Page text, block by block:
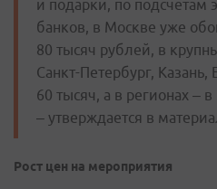
и подарки, по подсчетам
банков, в Москве уже
80 тысяч рублей, в
Санкт-Петербург, Казань,
60 тысяч, а в регионах –
– утверждается в
Рост цен на мероприятия